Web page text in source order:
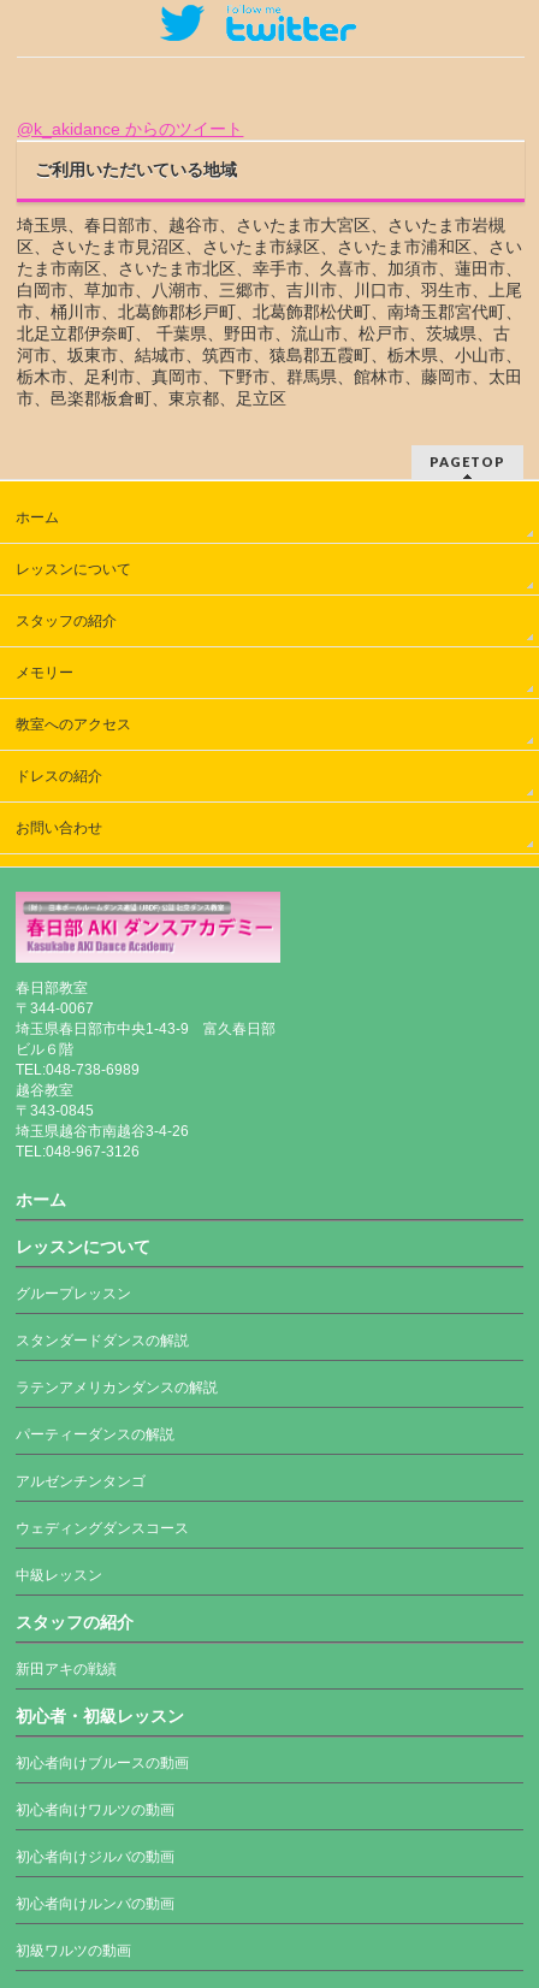
@k_akidance からのツイート
ご利用いただいている地域
埼玉県、春日部市、越谷市、さいたま市大宮区、さいたま市岩槻
区、さいたま市見沼区、さいたま市緑区、さいたま市浦和区、さい
たま市南区、さいたま市北区、幸手市、久喜市、加須市、蓮田市、
白岡市、草加市、八潮市、三郷市、吉川市、川口市、羽生市、上尾
市、桶川市、北葛飾郡杉戸町、北葛飾郡松伏町、南埼玉郡宮代町、
北足立郡伊奈町、 千葉県、野田市、流山市、松戸市、茨城県、古
河市、坂東市、結城市、筑西市、猿島郡五霞町、栃木県、小山市、
栃木市、足利市、真岡市、下野市、群馬県、館林市、藤岡市、太田
市、邑楽郡板倉町、東京都、足立区
PAGETOP
ホーム
レッスンについて
スタッフの紹介
メモリー
教室へのアクセス
ドレスの紹介
お問い合わせ
春日部教室
〒344-0067
埼玉県春日部市中央1-43-9 富久春日部
ビル６階
TEL:048-738-6989
越谷教室
〒343-0845
埼玉県越谷市南越谷3-4-26
TEL:048-967-3126
ホーム
レッスンについて
グループレッスン
スタンダードダンスの解説
ラテンアメリカンダンスの解説
パーティーダンスの解説
アルゼンチンタンゴ
ウェディングダンスコース
中級レッスン
スタッフの紹介
新田アキの戦績
初心者・初級レッスン
初心者向けブルースの動画
初心者向けワルツの動画
初心者向けジルバの動画
初心者向けルンバの動画
初級ワルツの動画